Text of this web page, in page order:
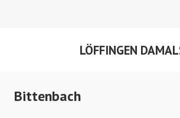
LÖFFINGEN
Bittenbach